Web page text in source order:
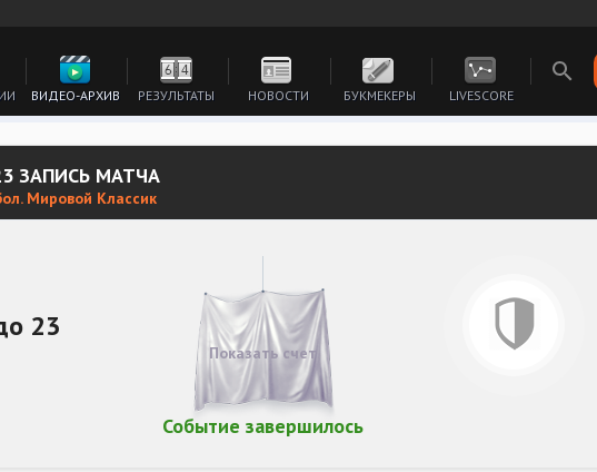
ВИДЕО-АРХИВ РЕЗУЛЬТАТЫ НОВОСТИ БУКМЕКЕРЫ LIVESCORE
ЗАПИСЬ МАТЧА
Мировой Классик
23
Событие завершилось
Показать счет